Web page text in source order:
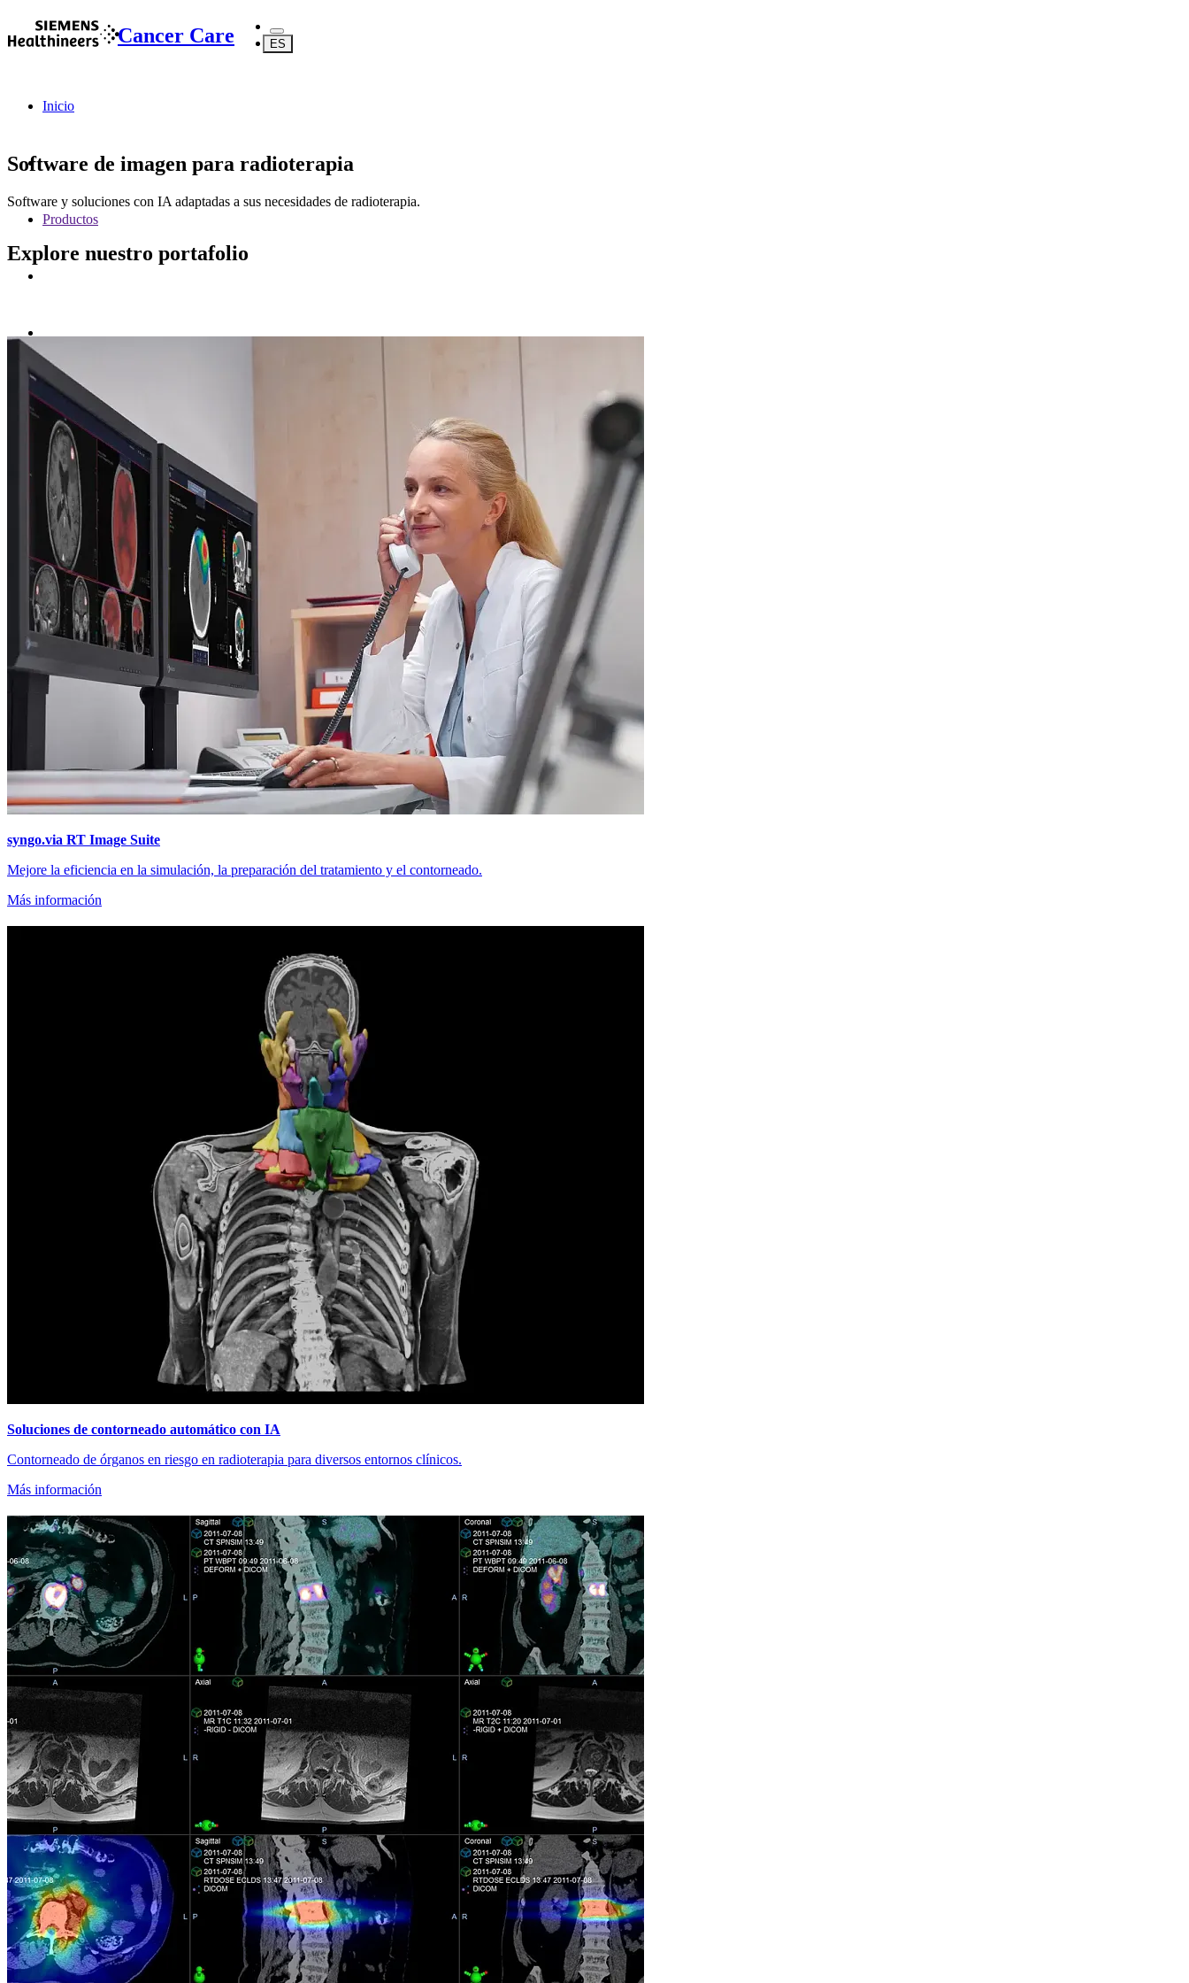
Cancer Care ES
Inicio
Productos
Imágenes para radioterapia
Software de imagen para radioterapia
Software de imagen para radioterapia
Software y soluciones con IA adaptadas a sus necesidades de radioterapia.
Explore nuestro portafolio
syngo.via RT Image Suite
Mejore la eficiencia en la simulación, la preparación del tratamiento y el contorneado.
Más información
Soluciones de contorneado automático con IA
Contorneado de órganos en riesgo en radioterapia para diversos entornos clínicos.
Más información